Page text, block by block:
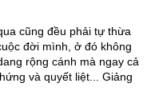
cũng đều phải tự thừa
đời mình, ở đó không
rộng cánh mà ngay cả
và quyết liệt... Giảng